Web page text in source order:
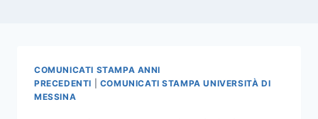
COMUNICATI STAMPA ANNI
PRECEDENTI
COMUNICATI STAMPA UNIVERSITÀ DI
MESSINA